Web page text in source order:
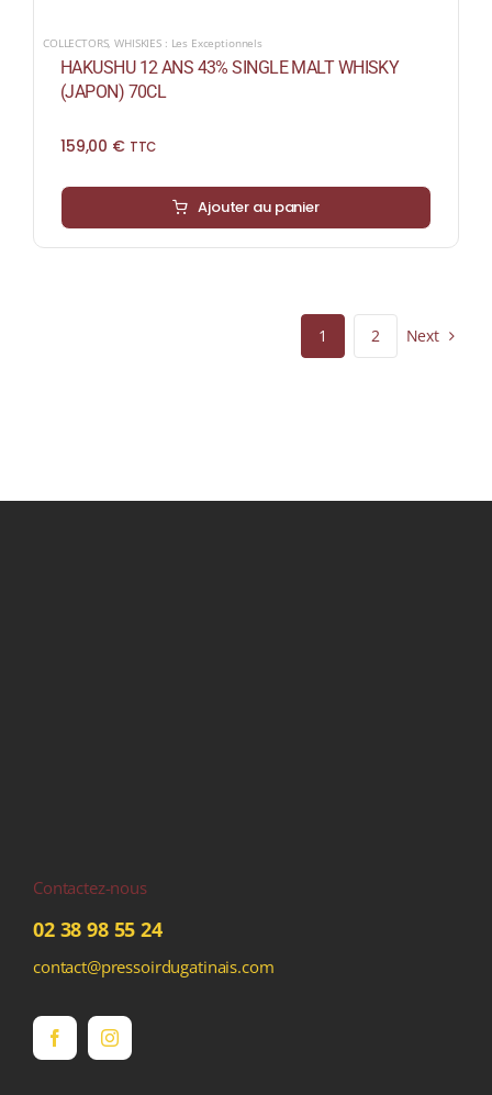
COLLECTORS,WHISKIES : Les Exceptionnels
HAKUSHU 12 ANS 43% SINGLE MALT WHISKY
(JAPON) 70CL
159,00 € TTC
Ajouter au panier
1 2 Next
Contactez-nous
02 38 98 55 24
contact@pressoirdugatinais.com